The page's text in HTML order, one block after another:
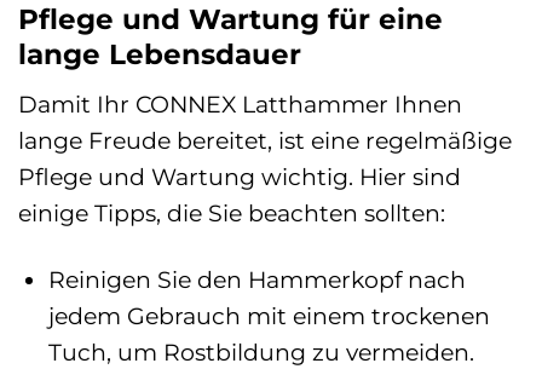
Pflege und Wartung für eine
lange Lebensdauer
Damit Ihr CONNEX Latthammer Ihnen
lange Freude bereitet, ist eine regelmäßige
Pflege und Wartung wichtig. Hier sind
einige Tipps, die Sie beachten sollten:
Reinigen Sie den Hammerkopf nach
jedem Gebrauch mit einem trockenen
Tuch, um Rostbildung zu vermeiden.